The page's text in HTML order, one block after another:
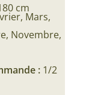
cm
Mars,
Novembre,
: 1/2